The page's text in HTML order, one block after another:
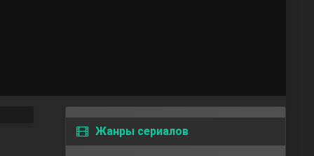
Жанры сериалов